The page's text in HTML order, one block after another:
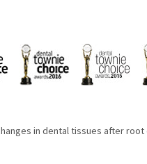
in dental tissues after